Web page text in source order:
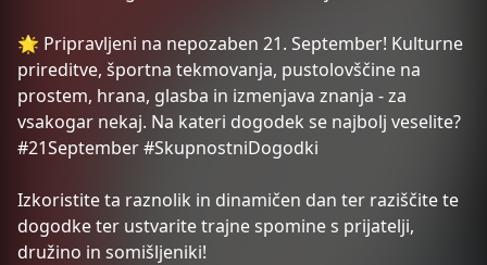
🌟 Pripravljeni na nepozaben 21. September! Kulturne
prireditve, športna tekmovanja, pustolovščine na
prostem, hrana, glasba in izmenjava znanja - za
vsakogar nekaj. Na kateri dogodek se najbolj veselite?
#21September #SkupnostniDogodki
Izkoristite ta raznolik in dinamičen dan ter raziščite te
dogodke ter ustvarite trajne spomine s prijatelji,
družino in somišljeniki!